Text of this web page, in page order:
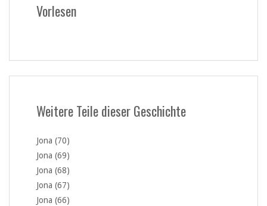
Vorlesen
Weitere Teile dieser Geschichte
Jona (70)
Jona (69)
Jona (68)
Jona (67)
Jona (66)